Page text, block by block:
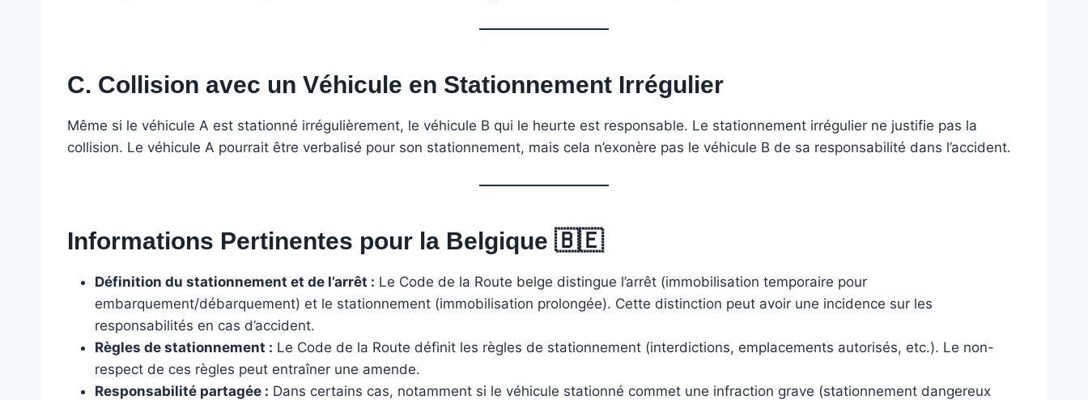
C. Collision avec un Véhicule en Stationnement Irrégulier
Même si le véhicule A est stationné irrégulièrement, le véhicule B qui le heurte est responsable. Le stationnement irrégulier ne justifie pas la
collision. Le véhicule A pourrait être verbalisé pour son stationnement, mais cela n’exonère pas le véhicule B de sa responsabilité dans l’accident.
Informations Pertinentes pour la Belgique 🇧🇪
Définition du stationnement et de l’arrêt : Le Code de la Route belge distingue l’arrêt (immobilisation temporaire pour
embarquement/débarquement) et le stationnement (immobilisation prolongée). Cette distinction peut avoir une incidence sur les
responsabilités en cas d’accident.
Règles de stationnement : Le Code de la Route définit les règles de stationnement (interdictions, emplacements autorisés, etc.). Le non-
respect de ces règles peut entraîner une amende.
Responsabilité partagée : Dans certains cas, notamment si le véhicule stationné commet une infraction grave (stationnement dangereux